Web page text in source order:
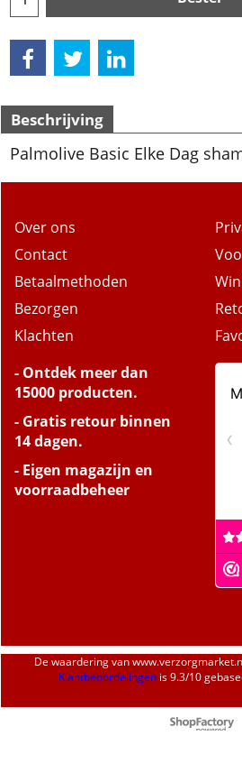
Beschrijving
Palmolive Basic Elke Dag
Over ons
Contact
Betaalmethoden
Bezorgen
Klachten
- Ontdek meer dan
15000 producten.
- Gratis retour binnen
14 dagen.
- Eigen magazijn en
voorraadbeheer
De waardering van
Klantbeoordelingenis9.3/10
Webwinkel gemaakt
ShopFactory webwinkel